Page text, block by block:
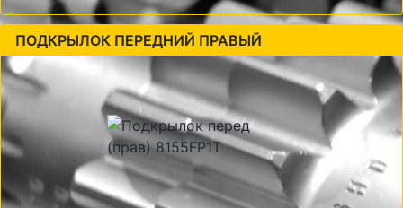
ПОДКРЫЛОК ПЕРЕДНИЙ ПРАВЫЙ